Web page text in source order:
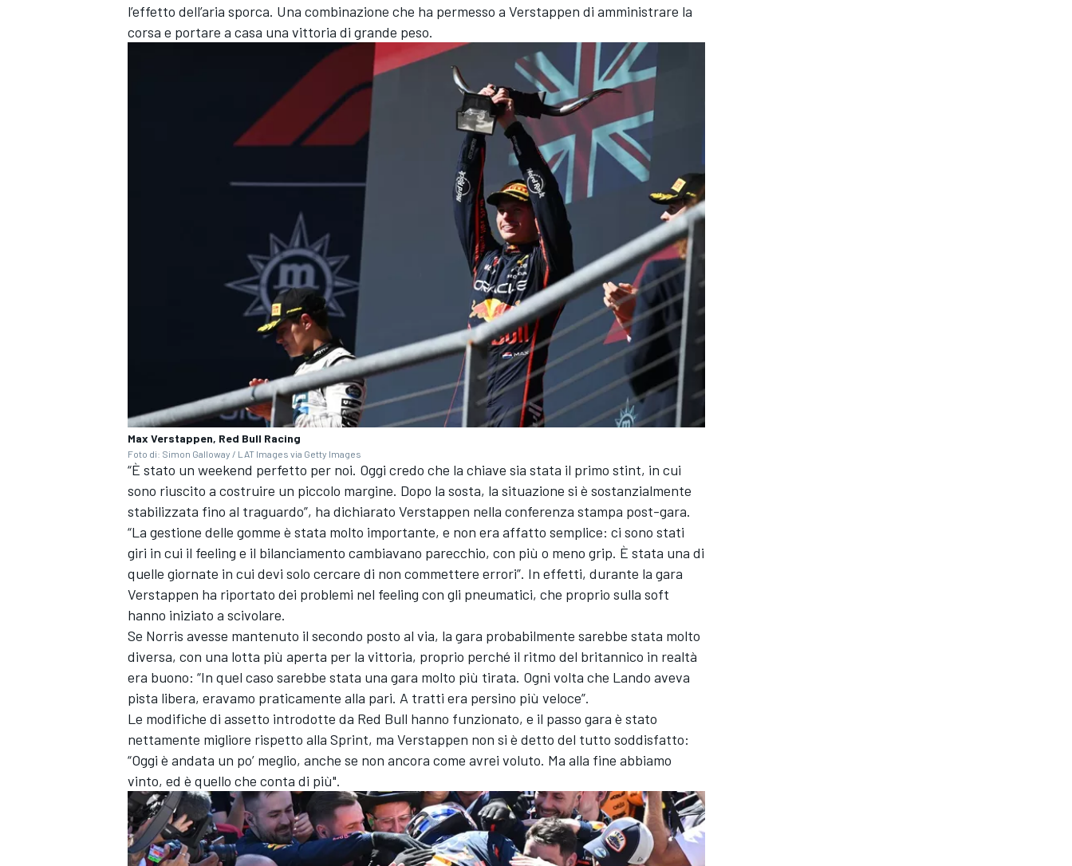
RALLY
l’effetto dell’aria sporca. Una combinazione che ha permesso a Verstappen di amministrare la
corsa e portare a casa una vittoria di grande peso.
Max Verstappen, Red Bull Racing
Foto di: Simon Galloway / LAT Images via Getty Images
“È stato un weekend perfetto per noi. Oggi credo che la chiave sia stata il primo stint, in cui
sono riuscito a costruire un piccolo margine. Dopo la sosta, la situazione si è sostanzialmente
stabilizzata fino al traguardo”, ha dichiarato Verstappen nella conferenza stampa post-gara.
“La gestione delle gomme è stata molto importante, e non era affatto semplice: ci sono stati
giri in cui il feeling e il bilanciamento cambiavano parecchio, con più o meno grip. È stata una di
quelle giornate in cui devi solo cercare di non commettere errori”. In effetti, durante la gara
Verstappen ha riportato dei problemi nel feeling con gli pneumatici, che proprio sulla soft
hanno iniziato a scivolare.
Se Norris avesse mantenuto il secondo posto al via, la gara probabilmente sarebbe stata molto
diversa, con una lotta più aperta per la vittoria, proprio perché il ritmo del britannico in realtà
era buono: “In quel caso sarebbe stata una gara molto più tirata. Ogni volta che Lando aveva
pista libera, eravamo praticamente alla pari. A tratti era persino più veloce”.
Le modifiche di assetto introdotte da Red Bull hanno funzionato, e il passo gara è stato
nettamente migliore rispetto alla Sprint, ma Verstappen non si è detto del tutto soddisfatto:
“Oggi è andata un po’ meglio, anche se non ancora come avrei voluto. Ma alla fine abbiamo
vinto, ed è quello che conta di più".